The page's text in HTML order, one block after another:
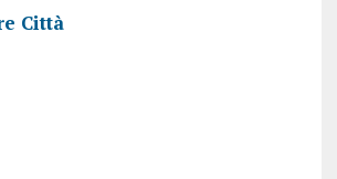
Città